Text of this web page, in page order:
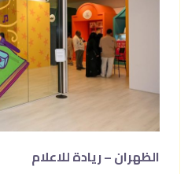
الظهران – ريادة للاعلام